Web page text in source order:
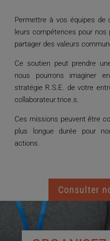
Permettre à vos équipes de
leurs compétences pour nos
partager des valeurs
Ce soutien peut prendre
nous pourrons imaginer
stratégie R.S.E. de votre
collaborateur.trice.s.
Ces missions peuvent être
plus longue durée pour
actions.
Consulter